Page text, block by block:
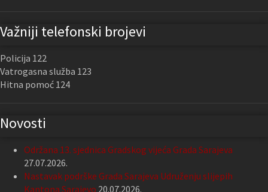
Važniji telefonski brojevi
Policija 122
Vatrogasna služba 123
Hitna pomoć 124
Novosti
Održana 13. sjednica Gradskog vijeća Grada Sarajeva
27.07.2026.
Nastavak podrške Grada Sarajeva Udruženju slijepih
Kantona Sarajevo 20.07.2026.